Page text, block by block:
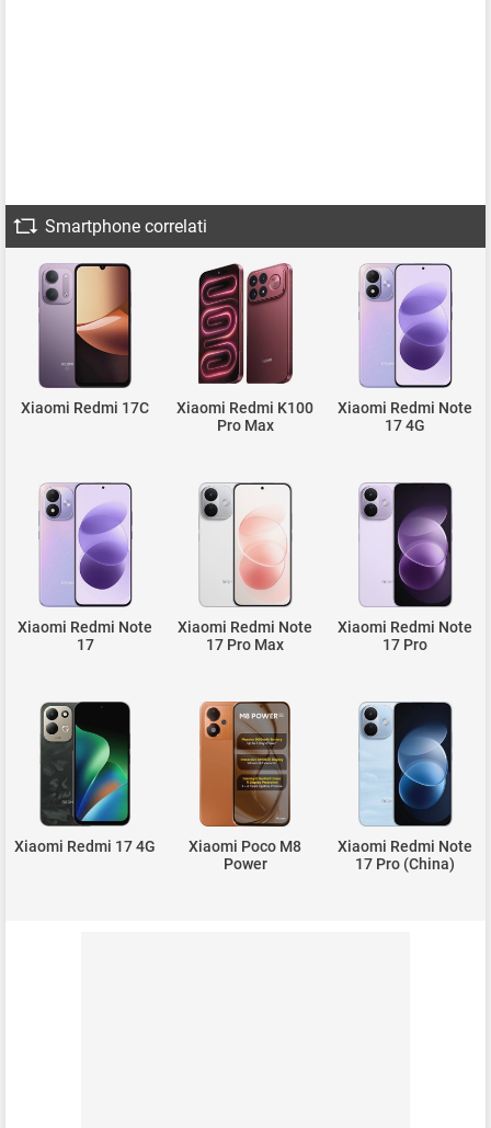
Smartphone correlati
Xiaomi Redmi 17C
Xiaomi Redmi K100
Pro Max
Xiaomi Redmi Note
17 4G
Xiaomi Redmi Note
17
Xiaomi Redmi Note
17 Pro Max
Xiaomi Redmi Note
17 Pro
Xiaomi Redmi 17 4G
Xiaomi Poco M8
Power
Xiaomi Redmi Note
17 Pro (China)